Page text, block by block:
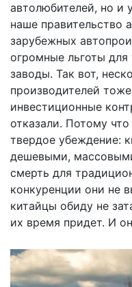
автолюбителей, но и
наше правительство
зарубежных
огромные льготы для
заводы. Так вот,
производителей
инвестиционные
отказали. Потому
твердое убеждение:
дешевыми,
смерть для
конкуренции они не
китайцы обиду не
их время придет. И